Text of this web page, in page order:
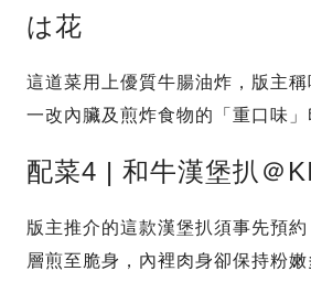
は花
這道菜用上優質牛腸油炸，版主稱
一改內臟及煎炸食物的「重口味」
配菜4 | 和牛漢堡扒＠
版主推介的這款漢堡扒須事先預
層煎至脆身，內裡肉身卻保持粉嫩